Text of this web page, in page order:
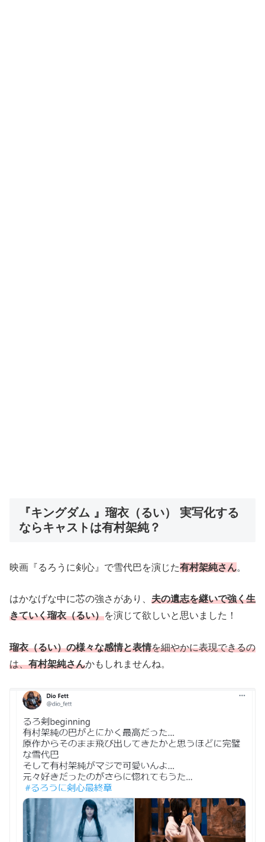
『キングダム 』瑠衣（るい） 実写化する
ならキャストは有村架純？
映画『るろうに剣心』で雪代巴を演じた有村架純さん。
はかなげな中に芯の強さがあり、 夫の遺志を継いで強く生
きていく瑠衣（るい）を演じて欲しいと思いました！
瑠衣（るい）の様々な感情と表情を細やかに表現できるの
は、有村架純さんかもしれませんね。